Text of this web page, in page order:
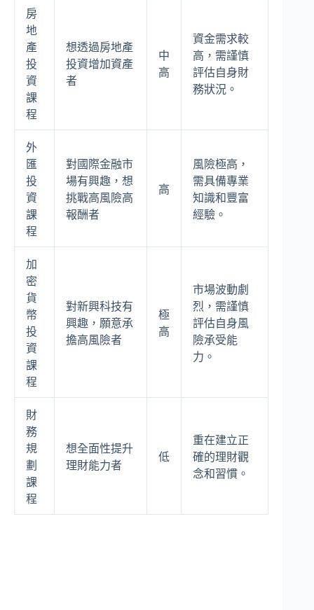
房
地
產
投
資
課
程
想透過房地產
投資增加資產
者
中
高
資金需求較
高，需謹慎
評估自身財
務狀況。
外
匯
投
資
課
程
對國際金融市
場有興趣，想
挑戰高風險高
報酬者
高
風險極高，
需具備專業
知識和豐富
經驗。
加
密
貨
幣
投
資
課
程
對新興科技有
興趣，願意承
擔高風險者
極
高
市場波動劇
烈，需謹慎
評估自身風
險承受能
力。
財
務
規
劃
課
程
想全面性提升
理財能力者
低
重在建立正
確的理財觀
念和習慣。